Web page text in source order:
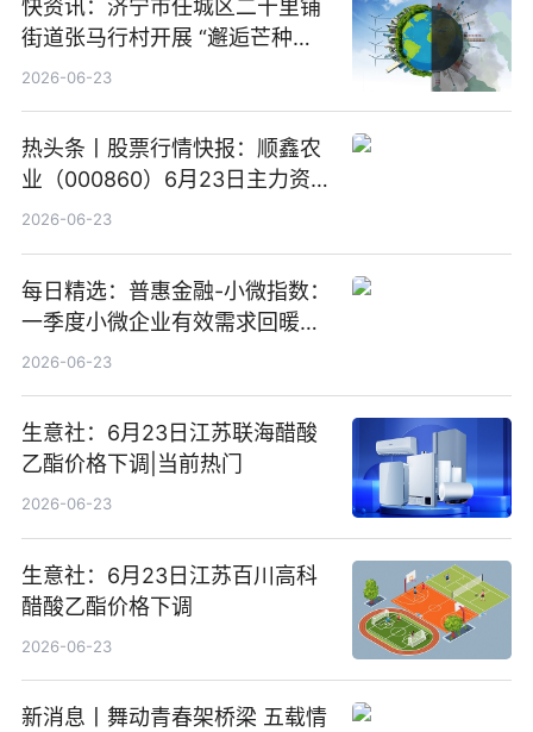
快资讯：济宁市任城区二十里铺
街道张马行村开展 “邂逅芒种节
气 传承农耕文化” 宣传活动
2026-06-23
热头条丨股票行情快报：顺鑫农
业（000860）6月23日主力资
金净卖出388.22万元
2026-06-23
每日精选：普惠金融-小微指数：
一季度小微企业有效需求回暖，
金融服务迈向可持续发展新阶段
2026-06-23
生意社：6月23日江苏联海醋酸
乙酯价格下调|当前热门
2026-06-23
生意社：6月23日江苏百川高科
醋酸乙酯价格下调
2026-06-23
新消息丨舞动青春架桥梁 五载情